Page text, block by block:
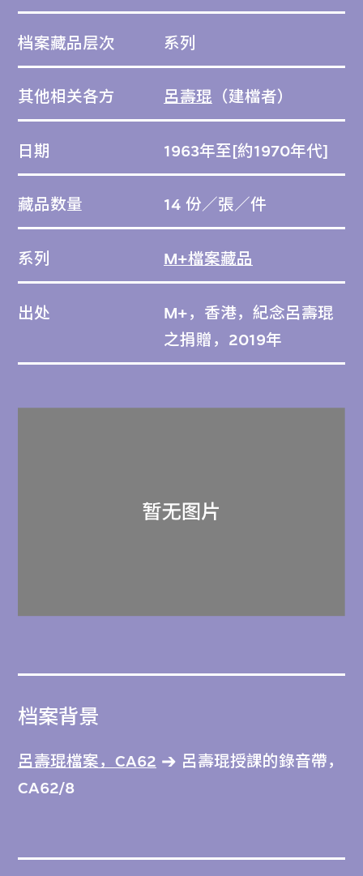
档案藏品层次 系列
其他相关各方 呂壽琨 （建檔者）
日期 1963年至[約1970年代]
藏品数量 14 份／張／件
系列 M+檔案藏品
出处
M+，香港，紀念呂壽琨
之捐贈，2019年
档案背景
呂壽琨檔案，CA62
呂壽琨授課的錄音帶，
CA62/8